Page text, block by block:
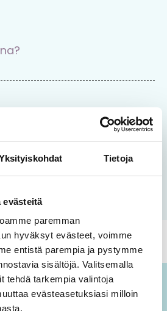
Tietoja
evästeitä
paremman
hyväksyt evästeet, voimme
entistä parempia ja pystymme
sisältöjä. Valitsemalla
tehdä tarkempia valintoja
evästeasetuksiasi milloin
koulutuspalveluun
Tutustu